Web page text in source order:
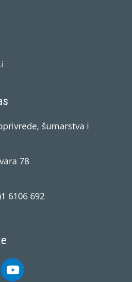
šumarstva i
78
6106 692